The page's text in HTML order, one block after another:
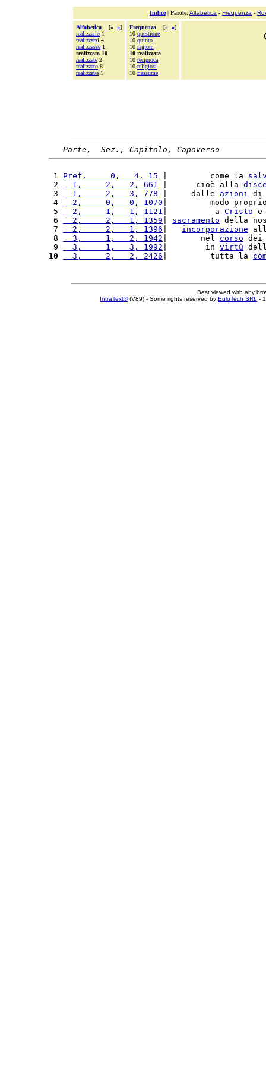
Indice| Parole: Alfabetica - Frequenza -
Alfabetica [« »]
realizzarlo 1
realizzarsi 4
realizzasse 1
realizzata 10
realizzate 2
realizzato 8
realizzava 1
Frequenza [« »]
10 questione
10 quinto
10 ragioni
10 realizzata
10 reciproca
10 religiosi
10 riassume
Parte,  Sez., Capitolo, Capoverso
1 Pref,     0,   4, 15 |         come la
2
  1,     2,   2, 661
|      cioè alla
3
  1,     2,   3, 778
|     dalle azioni
4
  2,     0,   0, 1070
|         modo
5
  2,     1,   1, 1121
|          a Cristo
6
  2,     2,   1, 1359
sacramento della
7
  2,     2,   1, 1396
incorporazione
8
  3,     1,   2, 1942
|       nel corso
9
  3,     1,   3, 1992
|        in virtù
10
  3,     2,   2, 2426
|         tutta la
Best viewed with any
IntraText®(V89) - Some rights reserved by EuloTech SRL -